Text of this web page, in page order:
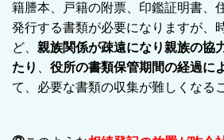
籍謄本、戸籍の附票、印鑑証明書、
発行する書類が必要になりますが、
ど、 親族関係が疎遠になり親族の協
たり
役所の書類保管期間の経過に
て、必要な書類の収集が難しくなる